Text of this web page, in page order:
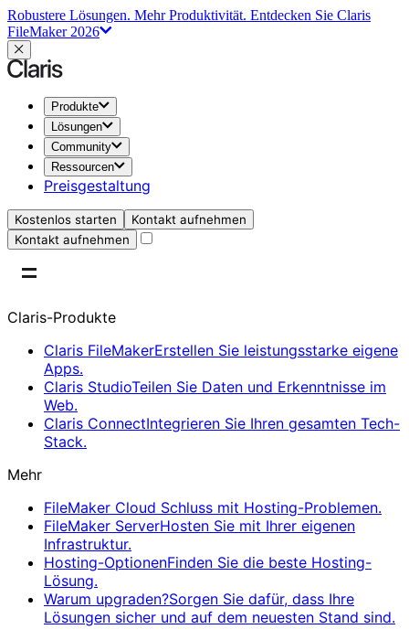
Robustere Lösungen. Mehr Produktivität. Entdecken Sie Claris
FileMaker 2026
Produkte
Lösungen
Community
Ressourcen
Preisgestaltung
Kostenlos starten
Kontakt aufnehmen
Kontakt aufnehmen
Claris-Produkte
Claris FileMakerErstellen Sie leistungsstarke eigene
Apps.
Claris StudioTeilen Sie Daten und Erkenntnisse im
Web.
Claris ConnectIntegrieren Sie Ihren gesamten Tech-
Stack.
Mehr
FileMaker Cloud Schluss mit Hosting-Problemen.
FileMaker ServerHosten Sie mit Ihrer eigenen
Infrastruktur.
Hosting-OptionenFinden Sie die beste Hosting-
Lösung.
Warum upgraden?Sorgen Sie dafür, dass Ihre
Lösungen sicher und auf dem neuesten Stand sind.